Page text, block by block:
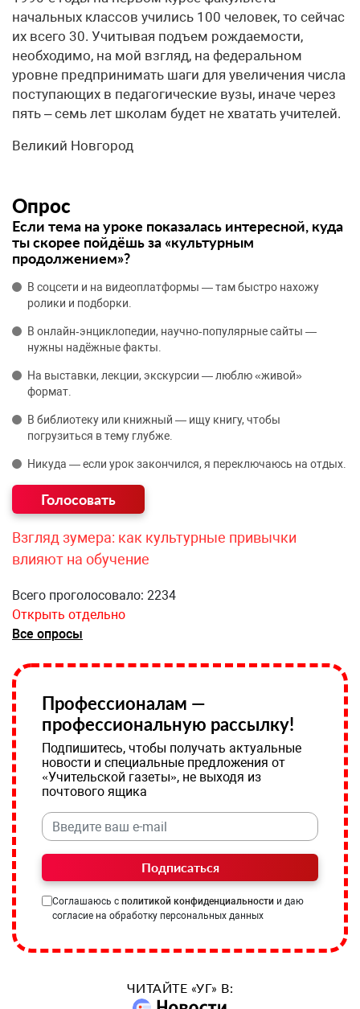
начальных классов учились 100 человек, то сейчас
их всего 30. Учитывая подъем рождаемости,
необходимо, на мой взгляд, на федеральном
уровне предпринимать шаги для увеличения числа
поступающих в педагогические вузы, иначе через
пять – семь лет школам будет не хватать учителей.
Великий Новгород
Опрос
Если тема на уроке показалась интересной, куда
ты скорее пойдёшь за «культурным
продолжением»?
В соцсети и на видеоплатформы — там быстро нахожу
ролики и подборки.
В онлайн‑энциклопедии, научно‑популярные сайты —
нужны надёжные факты.
На выставки, лекции, экскурсии — люблю «живой»
формат.
В библиотеку или книжный — ищу книгу, чтобы
погрузиться в тему глубже.
Никуда — если урок закончился, я переключаюсь на отдых.
Взгляд зумера: как культурные привычки
влияют на обучение
Всего проголосовало: 2234
Открыть отдельно
Все опросы
Профессионалам —
профессиональную рассылку!
Подпишитесь, чтобы получать актуальные
новости и специальные предложения от
«Учительской газеты», не выходя из
почтового ящика
Подписаться
Соглашаюсь с политикой конфиденциальности и даю
согласие на обработку персональных данных
ЧИТАЙТЕ «УГ» В: